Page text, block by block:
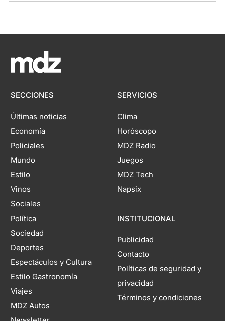
SECCIONES
Últimas noticias
Economía
Policiales
Mundo
Estilo
Vinos
Sociales
Política
Sociedad
Deportes
Espectáculos y Cultura
Estilo Gastronomía
Viajes
MDZ Autos
SERVICIOS
Clima
Horóscopo
MDZ Radio
Juegos
MDZ Tech
Napsix
INSTITUCIONAL
Publicidad
Contacto
Políticas de seguridad y
privacidad
Términos y condiciones